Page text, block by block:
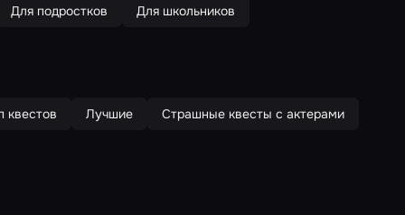
Для подростков Для школьников
квестов Лучшие Страшные квесты с актерами